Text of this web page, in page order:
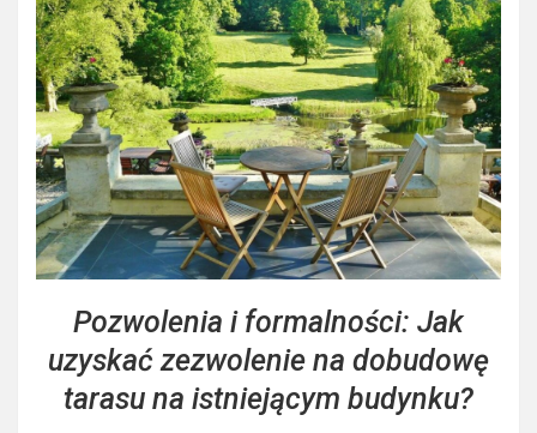
Pozwolenia i formalności: Jak
uzyskać zezwolenie na dobudowę
tarasu na istniejącym budynku?